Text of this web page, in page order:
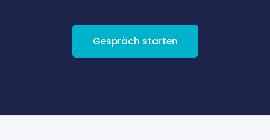
Gespräch starten